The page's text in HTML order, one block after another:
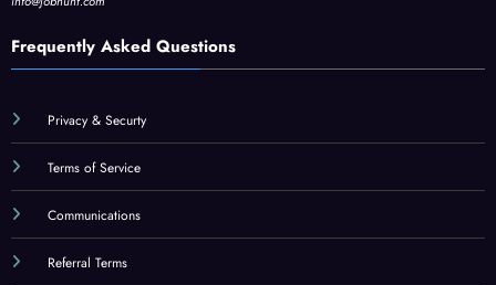
Frequently Asked Questions
Privacy & Securty
Terms of Service
Communications
Referral Terms